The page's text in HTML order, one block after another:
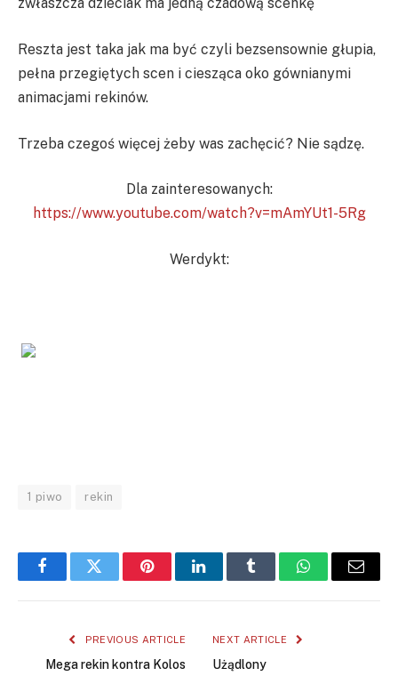
zwłaszcza dzieciak ma jedną czadową scenkę
Reszta jest taka jak ma być czyli bezsensownie głupia,
pełna przegiętych scen i ciesząca oko gównianymi
animacjami rekinów.
Trzeba czegoś więcej żeby was zachęcić? Nie sądzę.
Dla zainteresowanych:
https://www.youtube.com/watch?v=mAmYUt1-5Rg
Werdykt:
1 piwo rekin
FacebookTwitter PinterestLinkedInTumblr WhatsAppEmail
PREVIOUS ARTICLE
Mega rekin kontra Kolos
NEXT ARTICLE
Użądlony